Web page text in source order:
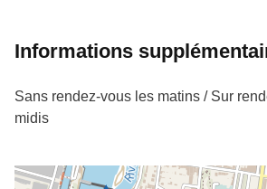
Informations
Sans rendez-vous les matins / Sur
midis